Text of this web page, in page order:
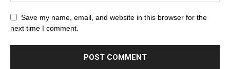
Save my name, email, and website in this browser for the
next time I comment.